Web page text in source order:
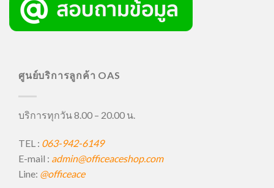
ศูนย์บริการลูกค้า OAS
บริการทุกวัน 8.00 – 20.00 น.
TEL : 063-942-6149
E-mail : admin@officeaceshop.com
Line: @officeace